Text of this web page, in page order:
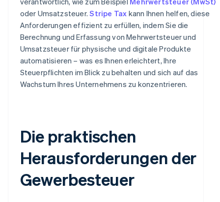
oder Umsatzsteuer.Stripe Tax kann Ihnen helfen, diese
Anforderungen effizient zu erfüllen, indem Sie die
Berechnung und Erfassung von Mehrwertsteuer und
Umsatzsteuer für physische und digitale Produkte
automatisieren – was es Ihnen erleichtert, Ihre
Steuerpflichten im Blick zu behalten und sich auf das
Wachstum Ihres Unternehmens zu konzentrieren.
Die praktischen
Herausforderungen der
Gewerbesteuer